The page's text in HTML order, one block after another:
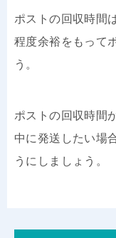
ポストの回収時間
程度余裕をもって
う。
ポストの回収時間
中に発送したい場
うにしましょう。